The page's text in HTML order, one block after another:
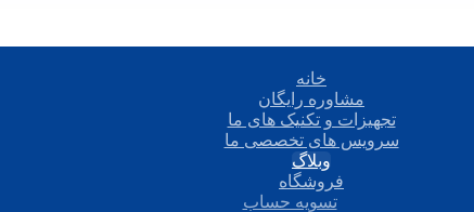
خانه
مشاوره رایگان
تجهیزات و تکنیک های ما
سرویس های تخصصی ما
وبلاگ
فروشگاه
تسویه حساب